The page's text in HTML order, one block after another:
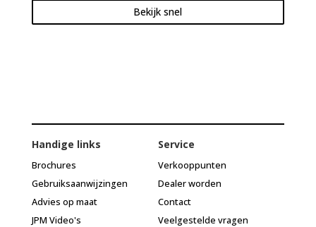
Bekijk snel
Handige links
Brochures
Gebruiksaanwijzingen
Advies op maat
JPM Video's
Service
Verkooppunten
Dealer worden
Contact
Veelgestelde vragen